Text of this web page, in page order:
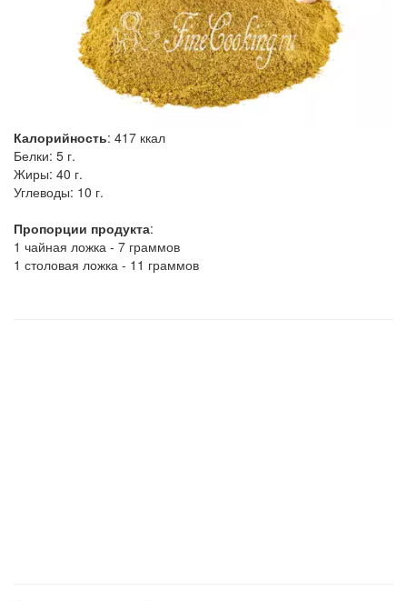
Калорийность: 417 ккал
Белки: 5 г.
Жиры: 40 г.
Углеводы: 10 г.
Пропорции продукта:
1 чайная ложка - 7 граммов
1 столовая ложка - 11 граммов